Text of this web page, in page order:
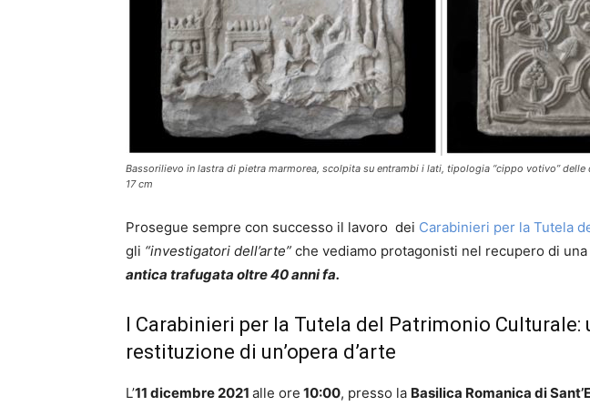
Bassorilievo in lastra di pietra marmorea, scolpita su entrambi i lati, tipologia “cippo votivo”
17 cm
Prosegue sempre con successo il lavoro dei Carabinieri per la Tutela
gli “investigatori dell’arte” che vediamo protagonisti nel recupero di una
antica trafugata oltre 40 anni fa.
I Carabinieri per la Tutela del Patrimonio Culturale:
restituzione di un’opera d’arte
L’11 dicembre 2021 alle ore 10:00, presso la Basilica Romanica di